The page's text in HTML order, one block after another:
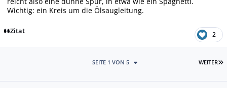
Wichtig: ein Kreis um die Ölsaugleitung.
Zitat 2
WEITER
SEITE 1 VON 5